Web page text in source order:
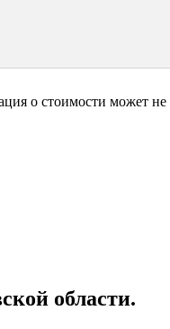
о стоимости может не
области.